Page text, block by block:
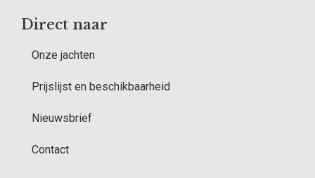
Direct naar
Onze jachten
Prijslijst en beschikbaarheid
Nieuwsbrief
Contact